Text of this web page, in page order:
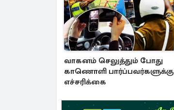
வாகனம் செலுத்தும் போது
காணொளி பார்ப்பவர்களுக்கு
எச்சரிக்கை